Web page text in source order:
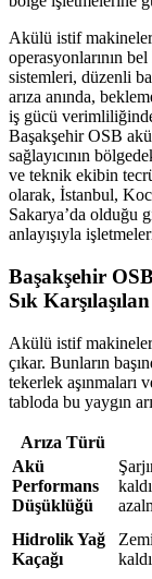
Akülü istif
operasyonlarının
sistemleri, düzenli
arıza anında,
iş gücü
Başakşehir OSB
sağlayıcının
ve teknik ekibin
olarak, İstanbul,
Sakarya’da olduğu
anlayışıyla
Başakşehir
Sık
Akülü istif
çıkar. Bunların
tekerlek aşınmaları
tabloda bu yaygın
Arıza Türü
Akü
Performans
Düşüklüğü
Hidrolik Yağ
Kaçağı